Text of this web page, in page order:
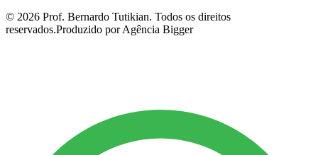
© 2026 Prof. Bernardo Tutikian. Todos os direitos
reservados.Produzido por Agência Bigger